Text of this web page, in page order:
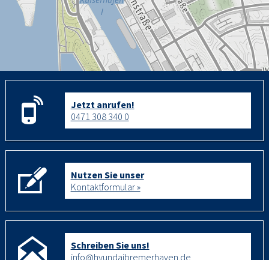
Jetzt anrufen!
0471 308 340 0
Nutzen Sie unser
Kontaktformular »
Schreiben Sie uns!
info@hyundaibremerhaven.de